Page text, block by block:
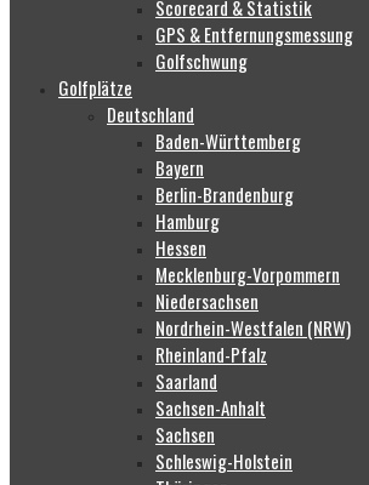
Scorecard & Statistik
GPS & Entfernungsmessung
Golfschwung
Golfplätze
Deutschland
Baden-Württemberg
Bayern
Berlin-Brandenburg
Hamburg
Hessen
Mecklenburg-Vorpommern
Niedersachsen
Nordrhein-Westfalen (NRW)
Rheinland-Pfalz
Saarland
Sachsen-Anhalt
Sachsen
Schleswig-Holstein